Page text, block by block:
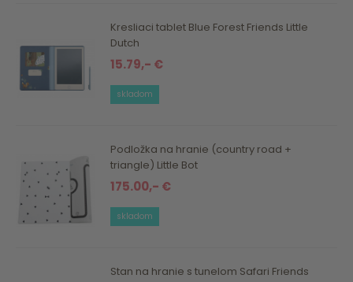
Kresliaci tablet Blue Forest Friends Little
Dutch
15.79,- €
skladom
Podložka na hranie (country road +
triangle) Little Bot
175.00,- €
skladom
Stan na hranie s tunelom Safari Friends